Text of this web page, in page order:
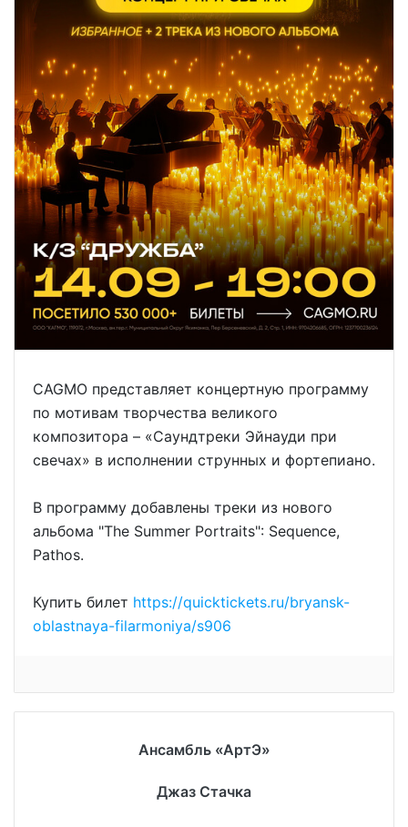
CAGMO представляет концертную программу
по мотивам творчества великого
композитора – «Саундтреки Эйнауди при
свечах» в исполнении струнных и фортепиано.
В программу добавлены треки из нового
альбома "The Summer Portraits": Sequence,
Pathos.
Купить билет https://quicktickets.ru/bryansk-
oblastnaya-filarmoniya/s906
Ансамбль «АртЭ»
Джаз Стачка